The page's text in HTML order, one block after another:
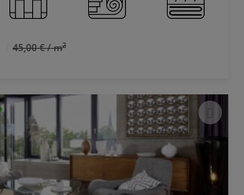
45,00 € / m2